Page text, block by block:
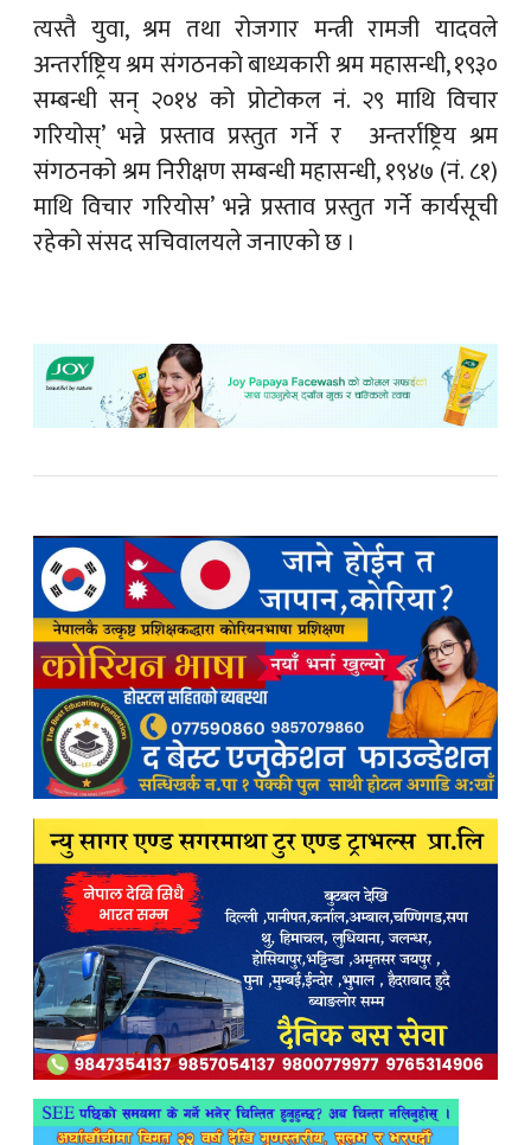
त्यस्तै युवा, श्रम तथा रोजगार मन्त्री रामजी यादवले
अन्तर्राष्ट्रिय श्रम संगठनको बाध्यकारी श्रम महासन्धी, १९३०
सम्बन्धी सन् २०१४ को प्रोटोकल नं. २९ माथि विचार
गरियोस्’ भन्ने प्रस्ताव प्रस्तुत गर्ने र अन्तर्राष्ट्रिय श्रम
संगठनको श्रम निरीक्षण सम्बन्धी महासन्धी, १९४७ (नं. ८१)
माथि विचार गरियोस’ भन्ने प्रस्ताव प्रस्तुत गर्ने कार्यसूची
रहेको संसद सचिवालयले जनाएको छ ।